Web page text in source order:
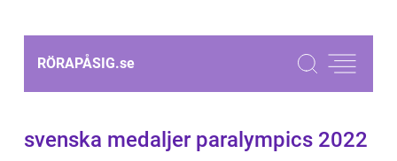
RÖRAPÅSIG.se
svenska medaljer paralympics 2022